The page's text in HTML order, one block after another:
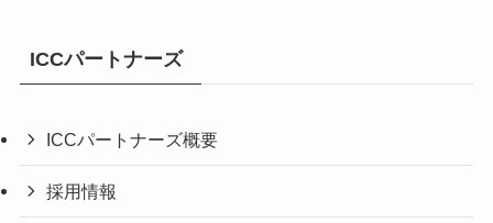
ICCパートナーズ
ICCパートナーズ概要
採用情報